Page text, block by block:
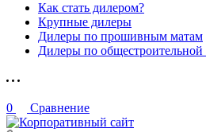
Как стать дилером?
Крупные дилеры
Дилеры по прошивным матам
Дилеры по общестроительной
0 Сравнение